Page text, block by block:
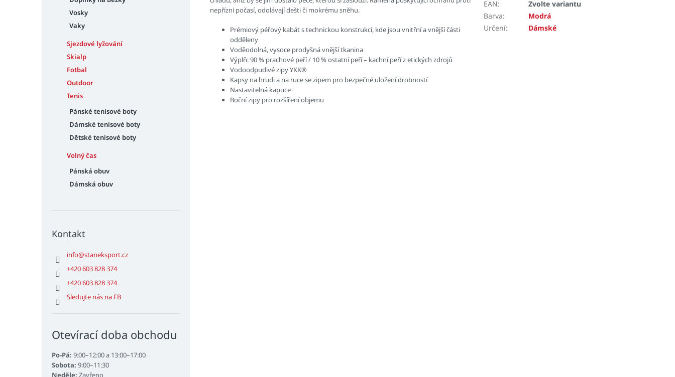
Vosky
Vaky
Sjezdové lyžování
Skialp
Fotbal
Outdoor
Tenis
Pánské tenisové boty
Dámské tenisové boty
Dětské tenisové boty
Volný čas
Pánská obuv
Dámská obuv
Kontakt
info@staneksport.cz
+420 603 828 374
+420 603 828 374
Sledujte nás na FB
Otevírací doba obchodu
Po-Pá: 9:00–12:00 a 13:00–17:00
Sobota: 9:00–11:30
Neděle: Zavřeno
nepřízni počasí, odolávají dešti či mokrému sněhu.
Prémiový péřový kabát s technickou konstrukcí, kde jsou vnitřní a vnější části
odděleny
Voděodolná, vysoce prodyšná vnější tkanina
Výplň: 90 % prachové peří / 10 % ostatní peří – kachní peří z etických zdrojů
Vodoodpudivé zipy YKK®
Kapsy na hrudi a na ruce se zipem pro bezpečné uložení drobností
Nastavitelná kapuce
Boční zipy pro rozšíření objemu
EAN:
Zvolte variantu
Barva:
Modrá
Určení: Dámské